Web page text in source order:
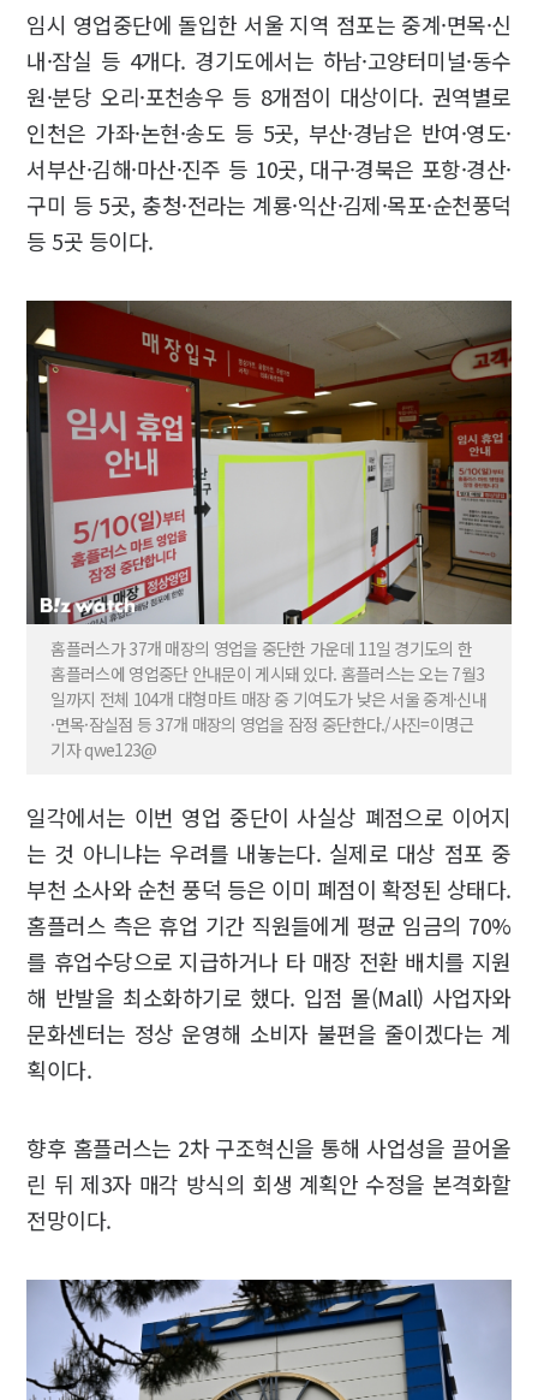
임시 영업중단에 돌입한 서울 지역 점포는 중계·면목·신
내·잠실 등 4개다. 경기도에서는 하남·고양터미널·동수
원·분당 오리·포천송우 등 8개점이 대상이다. 권역별로
인천은 가좌·논현·송도 등 5곳, 부산·경남은 반여·영도·
서부산·김해·마산·진주 등 10곳, 대구·경북은 포항·경산·
구미 등 5곳, 충청·전라는 계룡·익산·김제·목포·순천풍덕
등 5곳 등이다.
홈플러스가 37개 매장의 영업을 중단한 가운데 11일 경기도의 한
홈플러스에 영업중단 안내문이 게시돼 있다. 홈플러스는 오는 7월3
일까지 전체 104개 대형마트 매장 중 기여도가 낮은 서울 중계·신내
·면목·잠실점 등 37개 매장의 영업을 잠정 중단한다./사진=이명근
기자 qwe123@
일각에서는 이번 영업 중단이 사실상 폐점으로 이어지
는 것 아니냐는 우려를 내놓는다. 실제로 대상 점포 중
부천 소사와 순천 풍덕 등은 이미 폐점이 확정된 상태다.
홈플러스 측은 휴업 기간 직원들에게 평균 임금의 70%
를 휴업수당으로 지급하거나 타 매장 전환 배치를 지원
해 반발을 최소화하기로 했다. 입점 몰(Mall) 사업자와
문화센터는 정상 운영해 소비자 불편을 줄이겠다는 계
획이다.
향후 홈플러스는 2차 구조혁신을 통해 사업성을 끌어올
린 뒤 제3자 매각 방식의 회생 계획안 수정을 본격화할
전망이다.